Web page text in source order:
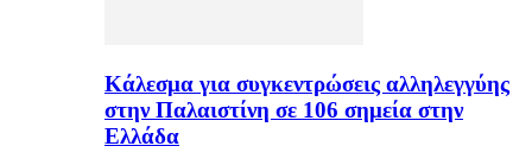
Κάλεσμα για συγκεντρώσεις αλληλεγγύης
στην Παλαιστίνη σε 106 σημεία στην
Ελλάδα